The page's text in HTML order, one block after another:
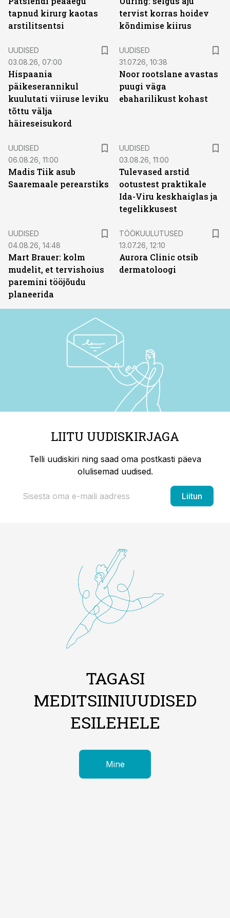
tapnud kirurg kaotas
arstilitsentsi
tervist korras hoidev
kõndimise kiirus
UUDISED
03.08.26, 07:00
Hispaania
päikeserannikul
kuulutati viiruse leviku
tõttu välja
häireseisukord
UUDISED
31.07.26, 10:38
Noor rootslane avastas
puugi väga
ebaharilikust kohast
UUDISED
06.08.26, 11:00
Madis Tiik asub
Saaremaale perearstiks
UUDISED
03.08.26, 11:00
Tulevased arstid
ootustest praktikale
Ida-Viru keskhaiglas ja
tegelikkusest
UUDISED
04.08.26, 14:48
Mart Brauer: kolm
mudelit, et tervishoius
paremini tööjõudu
planeerida
TÖÖKUULUTUSED
13.07.26, 12:10
Aurora Clinic otsib
dermatoloogi
LIITU UUDISKIRJAGA
Telli uudiskiri ning saad oma postkasti päeva
olulisemad uudised.
Liitun
TAGASI
MEDITSIINIUUDISED
ESILEHELE
Mine